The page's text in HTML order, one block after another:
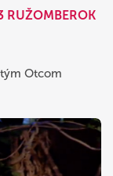
RUŽOMBEROK
Otcom